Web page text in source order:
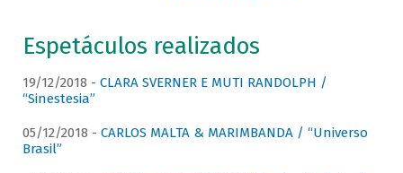
Espetáculos realizados
19/12/2018 - CLARA SVERNER E MUTI RANDOLPH /
“Sinestesia”
05/12/2018 - CARLOS MALTA & MARIMBANDA / “Universo
Brasil”